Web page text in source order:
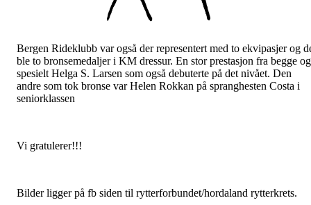
Bergen Rideklubb var også der representert med to ekvipasjer og
ble to bronsemedaljer i KM dressur. En stor prestasjon fra begge og
spesielt Helga S. Larsen som også debuterte på det nivået. Den
andre som tok bronse var Helen Rokkan på spranghesten Costa i
seniorklassen
Vi gratulerer!!!
Bilder ligger på fb siden til rytterforbundet/hordaland rytterkrets.